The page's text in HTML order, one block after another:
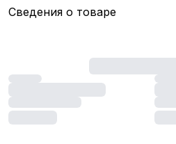
Сведения о товаре